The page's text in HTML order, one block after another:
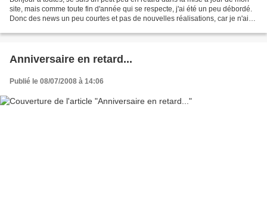
site, mais comme toute fin d'année qui se respecte, j'ai été un peu débordé.
Donc des news un peu courtes et pas de nouvelles réalisations, car je n'ai
Anniversaire en retard...
Publié le 08/07/2008 à 14:06